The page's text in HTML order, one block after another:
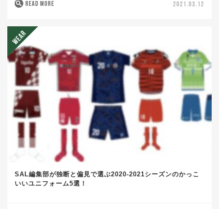
READ MORE 2021.03.12
SAL編集部が独断と偏見で選ぶ2020-2021シーズンのかっこ
いいユニフォーム5選！